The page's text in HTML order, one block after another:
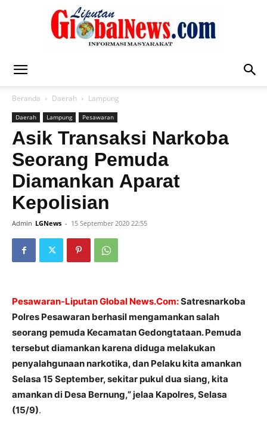
Global
News
Beranda Daerah Lampung
Daerah Lampung Pesawaran
Asik Transaksi Narkoba
Seorang Pemuda
Diamankan Aparat
Kepolisian
Admin LGNews - 15 September 2020 22:55
Pesawaran-Liputan Global News.Com:Satresnarkoba
Polres Pesawaran berhasil mengamankan salah
seorang pemuda Kecamatan Gedongtataan. Pemuda
tersebut diamankan karena diduga melakukan
penyalahgunaan narkotika, dan Pelaku kita amankan
Selasa 15 September, sekitar pukul dua siang, kita
amankan di Desa Bernung,” jelaa Kapolres, Selasa
(15/9).